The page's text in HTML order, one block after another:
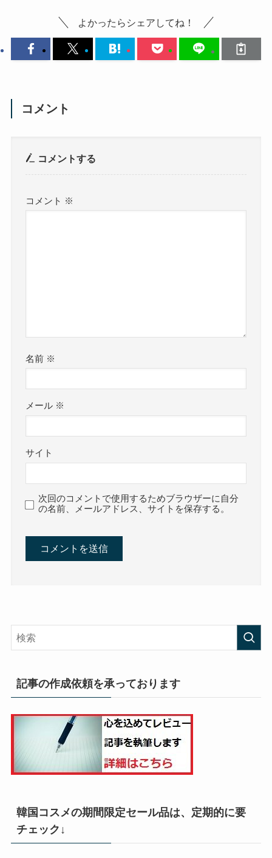
よかったらシェアしてね！
コメント
コメントする
コメント ※
名前 ※
メール ※
サイト
次回のコメントで使用するためブラウザーに自分
の名前、メールアドレス、サイトを保存する。
記事の作成依頼を承っております
韓国コスメの期間限定セール品は、定期的に要
チェック↓